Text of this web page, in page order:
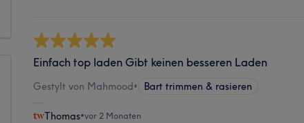
Einfach top laden Gibt keinen besseren Laden
Gestylt von Mahmood• Bart trimmen & rasieren
Thomas•vor 2 Monaten